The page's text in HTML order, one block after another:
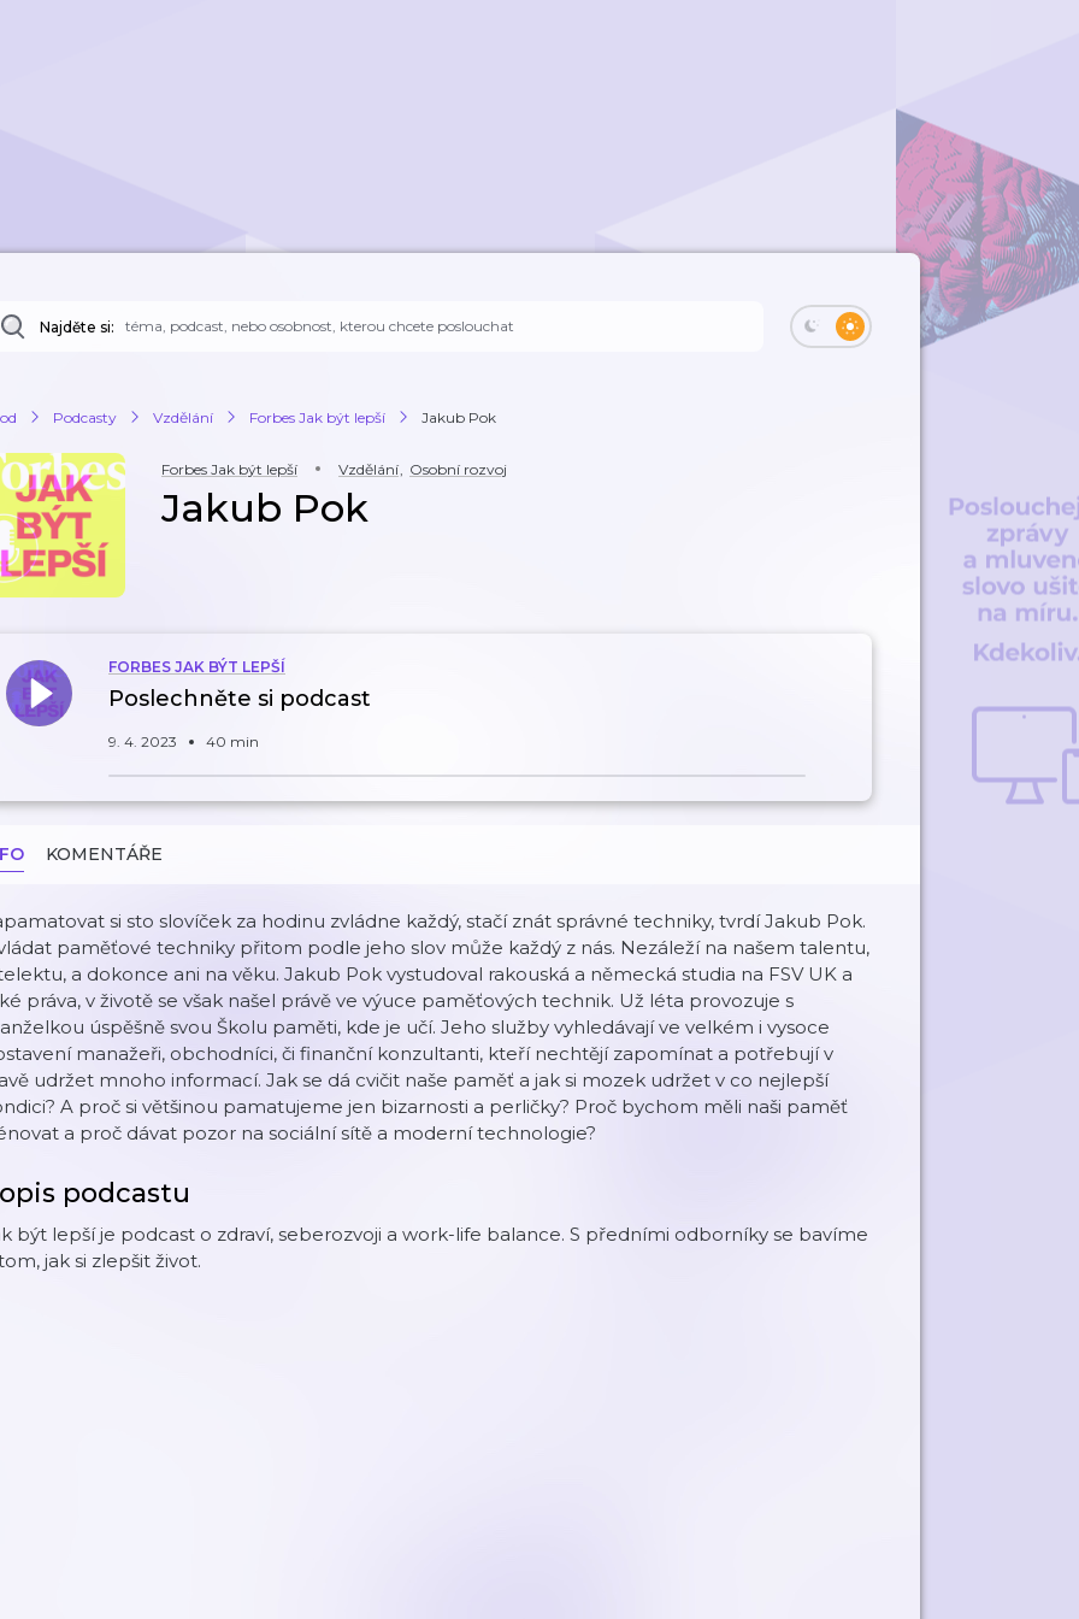
Najděte si:
Podcasty Vzdělání Forbes Jak být lepší Jakub Pok
Forbes Jak být lepší Vzdělání, Osobní rozvoj
Jakub Pok
FORBES JAK BÝT LEPŠÍ
Poslechněte si podcast
9. 4. 2023 40 min
KOMENTÁŘE
si sto slovíček za hodinu zvládne každý, stačí znát správné techniky, tvrdí Jakub Pok.
paměťové techniky přitom podle jeho slov může každý z nás. Nezáleží na našem talentu,
a dokonce ani na věku. Jakub Pok vystudoval rakouská a německá studia na FSV UK a
práva, v životě se však našel právě ve výuce paměťových technik. Už léta provozuje s
úspěšně svou Školu paměti, kde je učí. Jeho služby vyhledávají ve velkém i vysoce
manažeři, obchodníci, či finanční konzultanti, kteří nechtějí zapomínat a potřebují v
udržet mnoho informací. Jak se dá cvičit naše paměť a jak si mozek udržet v co nejlepší
A proč si většinou pamatujeme jen bizarnosti a perličky? Proč bychom měli naši paměť
a proč dávat pozor na sociální sítě a moderní technologie?
podcastu
být lepší je podcast o zdraví, seberozvoji a work-life balance. S předními odborníky se bavíme
jak si zlepšit život.